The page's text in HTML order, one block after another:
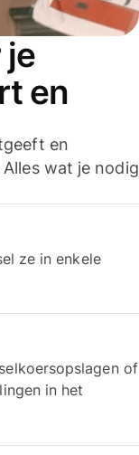
je
en
en
wat je nodig
ze in enkele
of
in het